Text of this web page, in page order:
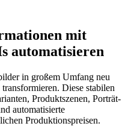
mit
automatisieren
in großem Umfang neu
Diese stabilen
Produktszenen, Porträt-
automatisierte
Produktionspreisen.